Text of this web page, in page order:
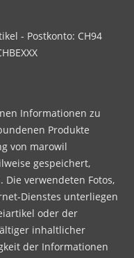
- Postkonto: CH94
Informationen zu
Produkte
von marowil
gespeichert,
verwendeten Fotos,
Dienstes unterliegen
oder der
inhaltlicher
der Informationen